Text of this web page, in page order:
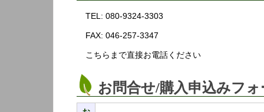
TEL: 080-9324-3303
FAX: 046-257-3347
こちらまで直接お電話ください
お問合せ/購入申込みフォ